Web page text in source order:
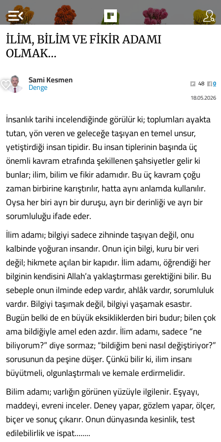
menu_open
İLİM, BİLİM VE FİKİR ADAMI
OLMAK…
Sami Kesmen
Denge 48
0
18.05.2026
İnsanlık tarihi incelendiğinde görülür ki; toplumları ayakta
tutan, yön veren ve geleceğe taşıyan en temel unsur,
yetiştirdiği insan tipidir. Bu insan tiplerinin başında üç
önemli kavram etrafında şekillenen şahsiyetler gelir ki
bunlar; ilim, bilim ve fikir adamıdır. Bu üç kavram çoğu
zaman birbirine karıştırılır, hatta aynı anlamda kullanılır.
Oysa her biri ayrı bir duruşu, ayrı bir derinliği ve ayrı bir
sorumluluğu ifade eder.
İlim adamı; bilgiyi sadece zihninde taşıyan değil, onu
kalbinde yoğuran insandır. Onun için bilgi, kuru bir veri
değil; hikmete açılan bir kapıdır. İlim adamı, öğrendiği her
bilginin kendisini Allah’a yaklaştırması gerektiğini bilir. Bu
sebeple onun ilminde edep vardır, ahlâk vardır, sorumluluk
vardır. Bilgiyi taşımak değil, bilgiyi yaşamak esastır.
Bugün belki de en büyük eksikliklerden biri budur; bilen çok
ama bildiğiyle amel eden azdır. İlim adamı, sadece “ne
biliyorum?” diye sormaz; “bildiğim beni nasıl değiştiriyor?”
sorusunun da peşine düşer. Çünkü bilir ki, ilim insanı
büyütmeli, olgunlaştırmalı ve kemale erdirmelidir.
Bilim adamı; varlığın görünen yüzüyle ilgilenir. Eşyayı,
maddeyi, evreni inceler. Deney yapar, gözlem yapar, ölçer,
biçer ve sonuç çıkarır. Onun dünyasında kesinlik, test
edilebilirlik ve ispat........